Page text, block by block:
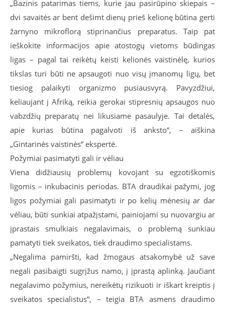
„Bazinis patarimas tiems, kurie jau pasirūpino skiepais –
dvi savaitės ar bent dešimt dienų prieš kelionę būtina gerti
žarnyno mikroflorą stiprinančius preparatus. Taip pat
ieškokite informacijos apie atostogų vietoms būdingas
ligas – pagal tai reikėtų keisti kelionės vaistinėlę, kurios
tikslas turi būti ne apsaugoti nuo visų įmanomų ligų, bet
tiesiog palaikyti organizmo pusiausvyrą. Pavyzdžiui,
keliaujant į Afriką, reikia gerokai stipresnių apsaugos nuo
vabzdžių preparatų nei likusiame pasaulyje. Tai detalės,
apie kurias būtina pagalvoti iš anksto“, – aiškina
„Gintarinės vaistinės“ ekspertė.
Požymiai pasimatyti gali ir vėliau
Viena didžiausių problemų kovojant su egzotiškomis
ligomis – inkubacinis periodas. BTA draudikai pažymi, jog
ligos požymiai gali pasimatyti ir po kelių mėnesių ar dar
vėliau, būti sunkiai atpažįstami, painiojami su nuovargiu ar
įprastais smulkiais negalavimais, o problemą sunkiau
pamatyti tiek sveikatos, tiek draudimo specialistams.
„Negalima pamiršti, kad žmogaus atsakomybė už save
negali pasibaigti sugrįžus namo, į įprastą aplinką. Jaučiant
negalavimo požymius, nereikėtų rizikuoti ir iškart kreiptis į
sveikatos specialistus“, – teigia BTA asmens draudimo